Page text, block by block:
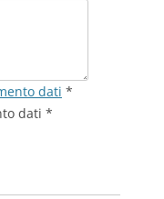
dati *
dati *